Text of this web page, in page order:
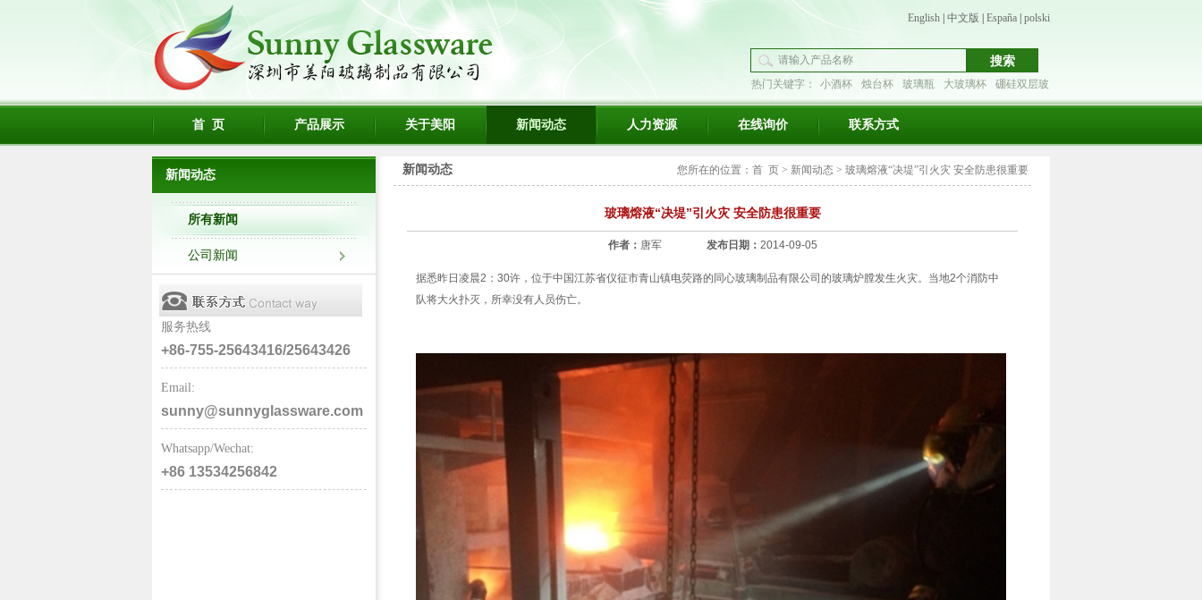
English 中文版 España polski
热门关键字： 小酒杯 烛台杯 玻璃瓶 大玻璃杯
硼硅双层玻
璃
首 页 产品展示 关于美阳 新闻动态 人力资源 在线询价 联系方式
新闻动态
所有新闻
公司新闻
服务热线
+86-755-25643416/25643426
Email:
sunny@sunnyglassware.com
Whatsapp/Wechat:
+86 13534256842
新闻动态 您所在的位置： 首 页 > 新闻动态 > 玻璃熔液“决堤”引火灾 安全防患很重要
玻璃熔液“决堤”引火灾 安全防患很重要
作者： 唐军 发布日期： 2014-09-05
据悉昨日凌晨2：30许，位于中国江苏省仪征市青山镇电荧路的同心玻璃制品有限公司的玻璃炉膛发生火灾。当地2个消防中
队将大火扑灭，所幸没有人员伤亡。